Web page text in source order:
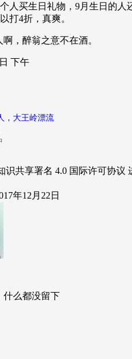
人买生日礼物，9月生日的
打4折，真爽。
，醉翁之意不在酒。
下午
，大王岭漂流
识共享署名 4.0 国际许可协议
年12月22日
什么都没留下